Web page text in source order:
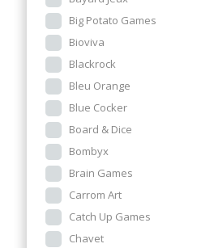
Big Potato Games
Bioviva
Blackrock
Bleu Orange
Blue Cocker
Board & Dice
Bombyx
Brain Games
Carrom Art
Catch Up Games
Chavet